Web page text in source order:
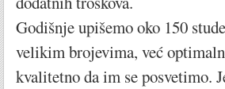
Godišnje upišemo oko 150
velikim brojevima, već
kvalitetno da im se posvetimo.